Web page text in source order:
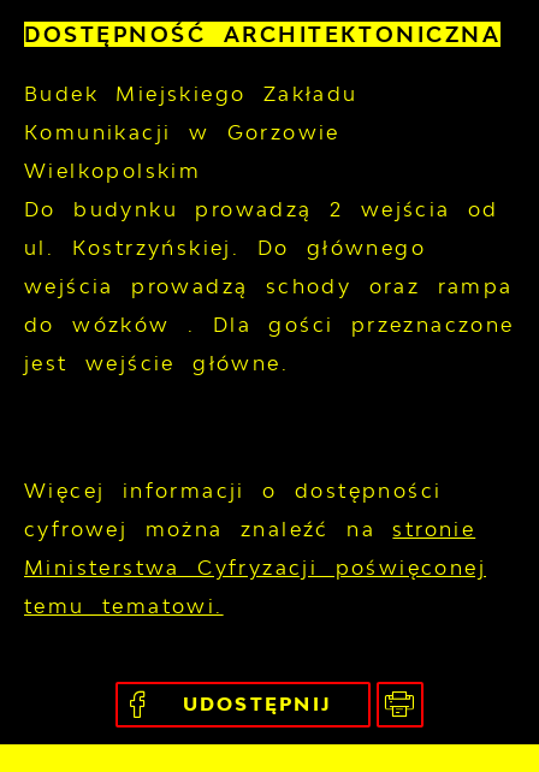
DOSTĘPNOŚĆ ARCHITEKTONICZNA
Budek Miejskiego Zakładu
Komunikacji w Gorzowie
Wielkopolskim
Do budynku prowadzą 2 wejścia od
ul. Kostrzyńskiej. Do głównego
wejścia prowadzą schody oraz rampa
do wózków . Dla gości przeznaczone
jest wejście główne.
Więcej informacji o dostępności
cyfrowej można znaleźć nastronie
Ministerstwa Cyfryzacji poświęconej
temu tematowi.
UDOSTĘPNIJ